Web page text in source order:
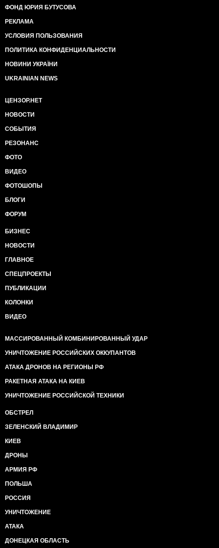
ФОНД ЮРИЯ БУТУСОВА
РЕКЛАМА
УСЛОВИЯ ПОЛЬЗОВАНИЯ
ПОЛИТИКА КОНФИДЕНЦИАЛЬНОСТИ
НОВИНИ УКРАЇНИ
UKRAINIAN NEWS
ЦЕНЗОР.НЕТ
НОВОСТИ
СОБЫТИЯ
РЕЗОНАНС
ФОТО
ВИДЕО
ФОТОШОПЫ
БЛОГИ
ФОРУМ
БИЗНЕС
НОВОСТИ
ГЛАВНОЕ
СПЕЦПРОЕКТЫ
ПУБЛИКАЦИИ
КОЛОНКИ
ВИДЕО
МАССИРОВАННЫЙ КОМБИНИРОВАННЫЙ УДАР
УНИЧТОЖЕНИЕ РОССИЙСКИХ ОККУПАНТОВ
АТАКА ДРОНОВ НА РЕГИОНЫ РФ
РАКЕТНАЯ АТАКА НА КИЕВ
УНИЧТОЖЕНИЕ РОССИЙСКОЙ ТЕХНИКИ
ОБСТРЕЛ
ЗЕЛЕНСКИЙ ВЛАДИМИР
КИЕВ
ДРОНЫ
АРМИЯ РФ
ПОЛЬША
РОССИЯ
УНИЧТОЖЕНИЕ
АТАКА
ДОНЕЦКАЯ ОБЛАСТЬ